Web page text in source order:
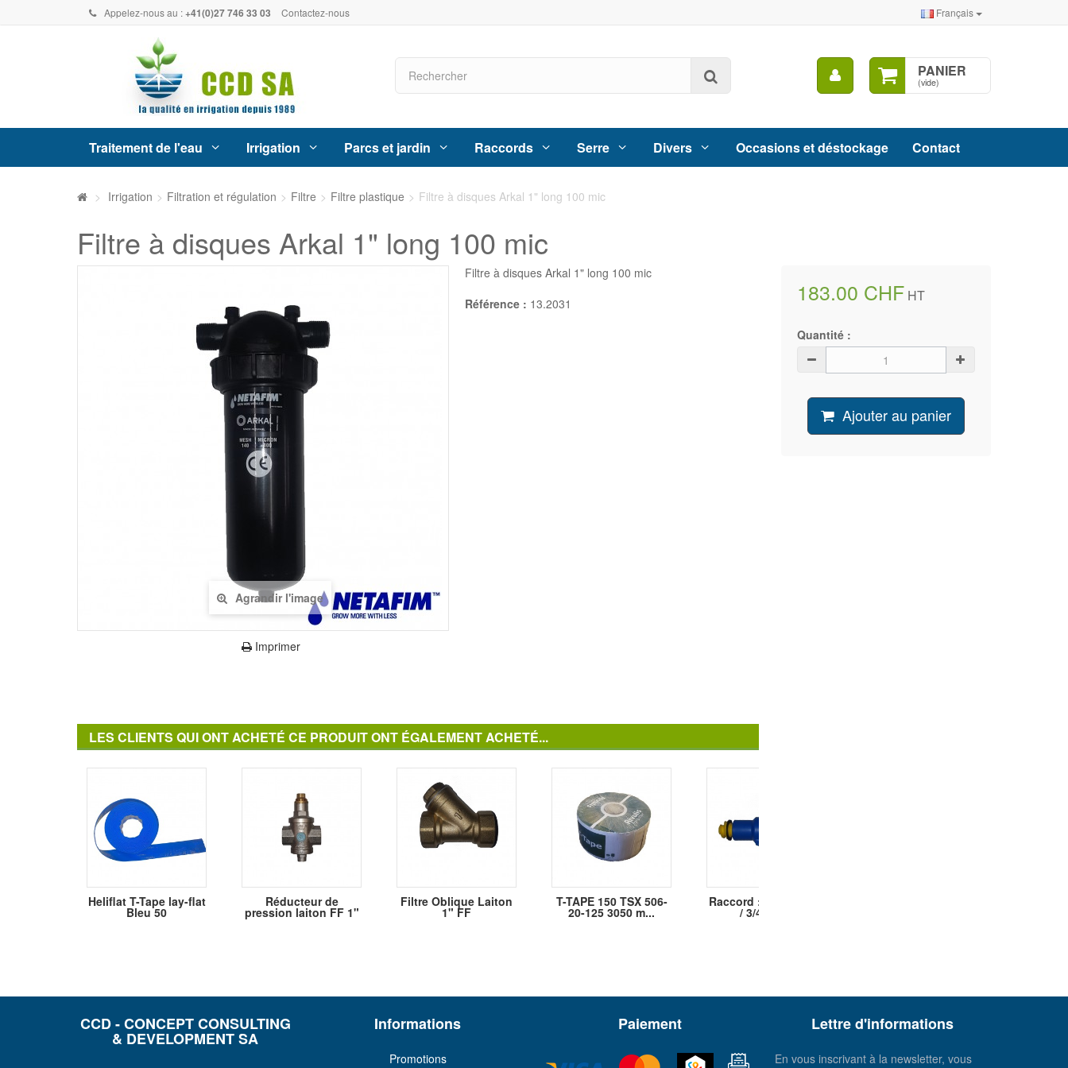
Appelez-nous au :+41(0)27 746 33 03 Contactez-nous Français
PANIER
(vide)
Mon
compte
Traitement de l'eau Irrigation Parcs et jardin Raccords Serre Divers Occasions et déstockage Contact
> Irrigation > Filtration et régulation > Filtre > Filtre plastique > Filtre à disques Arkal 1" long 100 mic
Filtre à disques Arkal 1" long 100 mic
Agrandir l'image
Imprimer
183.00 CHF HT
Quantité :
Ajouter au panier
Filtre à disques Arkal 1" long 100 mic
Référence : 13.2031
LES CLIENTS QUI ONT ACHETÉ CE PRODUIT ONT ÉGALEMENT ACHETÉ...
Heliflat T-Tape lay-flat
Bleu 50
Réducteur de
pression laiton FF 1"
Filtre Oblique Laiton
1" FF
T-TAPE 150 TSX 506-
20-125 3050 m...
Raccord :Mixer / joint
/ 3/4 M x...
CCD - CONCEPT CONSULTING
& DEVELOPMENT SA
Informations
Promotions
Paiement Lettre d'informations
En vous inscrivant à la newsletter, vous